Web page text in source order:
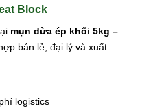
Block
mụn dừa ép khối 5kg –
bán lẻ, đại lý và xuất
logistics